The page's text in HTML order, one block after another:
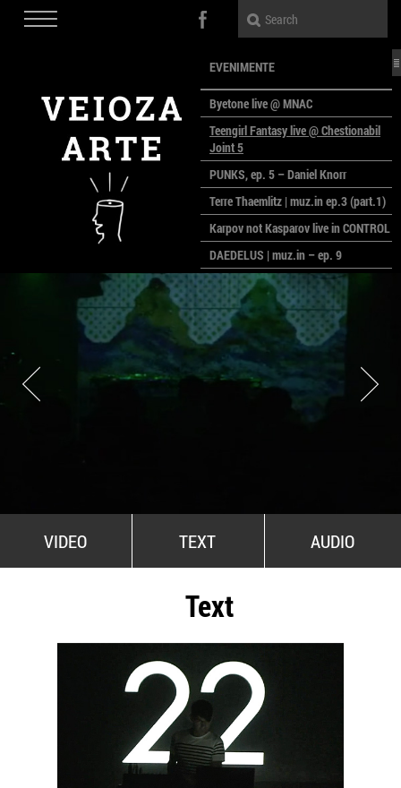
EVENIMENTE
Byetone live @ MNAC
Teengirl Fantasy live @ Chestionabil
Joint 5
PUNKS, ep. 5 – Daniel Knorr
Terre Thaemlitz | muz.in ep.3 (part.1)
Karpov not Kasparov live in CONTROL
DAEDELUS | muz.in – ep. 9
LALELE, LALELE – prima premieră a
anului la MACAZ
CinePOLSKA – filme poloneze la
București
PEOPLE OF ROMANIA se lansează la
galeria Simeza
All Stars For Outernational
VIDEO TEXT AUDIO
Text